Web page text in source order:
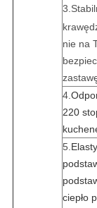
3.
nie na
4.
220
5.
ciepło